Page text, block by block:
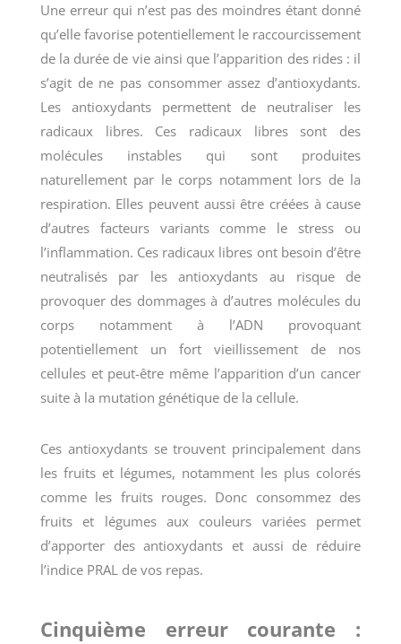
Une erreur qui n’est pas des moindres étant donné
qu’elle favorise potentiellement le raccourcissement
de la durée de vie ainsi que l’apparition des rides : il
s’agit de ne pas consommer assez d’antioxydants.
Les antioxydants permettent de neutraliser les
radicaux libres. Ces radicaux libres sont des
molécules instables qui sont produites
naturellement par le corps notamment lors de la
respiration. Elles peuvent aussi être créées à cause
d’autres facteurs variants comme le stress ou
l’inflammation. Ces radicaux libres ont besoin d’être
neutralisés par les antioxydants au risque de
provoquer des dommages à d’autres molécules du
corps notamment à l’ADN provoquant
potentiellement un fort vieillissement de nos
cellules et peut-être même l’apparition d’un cancer
suite à la mutation génétique de la cellule.
Ces antioxydants se trouvent principalement dans
les fruits et légumes, notamment les plus colorés
comme les fruits rouges. Donc consommez des
fruits et légumes aux couleurs variées permet
d’apporter des antioxydants et aussi de réduire
l’indice PRAL de vos repas.
Cinquième erreur courante :